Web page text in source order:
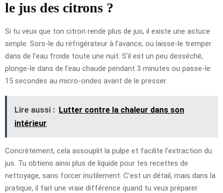
le jus des citrons ?
Si tu veux que ton citron rende plus de jus, il existe une astuce
simple. Sors-le du réfrigérateur à l’avance, ou laisse-le tremper
dans de l’eau froide toute une nuit. S’il est un peu desséché,
plonge-le dans de l’eau chaude pendant 3 minutes ou passe-le
15 secondes au micro-ondes avant de le presser.
Lire aussi : Lutter contre la chaleur dans son
intérieur
Concrètement, cela assouplit la pulpe et facilite l’extraction du
jus. Tu obtiens ainsi plus de liquide pour tes recettes de
nettoyage, sans forcer inutilement. C’est un détail, mais dans la
pratique, il fait une vraie différence quand tu veux préparer